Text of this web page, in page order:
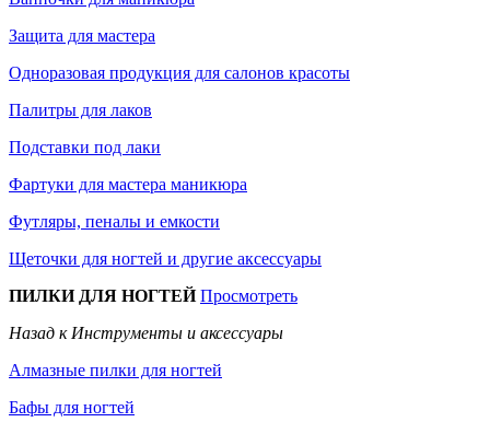
Защита для мастера
Одноразовая продукция для салонов красоты
Палитры для лаков
Подставки под лаки
Фартуки для мастера маникюра
Футляры, пеналы и емкости
Щеточки для ногтей и другие аксессуары
ПИЛКИ ДЛЯ НОГТЕЙПросмотреть
Назад к Инструменты и аксессуары
Алмазные пилки для ногтей
Бафы для ногтей